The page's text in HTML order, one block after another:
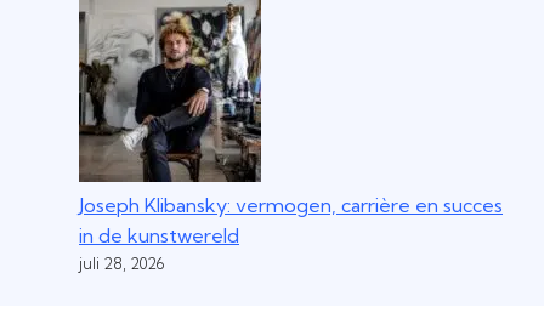
Joseph Klibansky: vermogen, carrière en succes
in de kunstwereld
juli 28, 2026